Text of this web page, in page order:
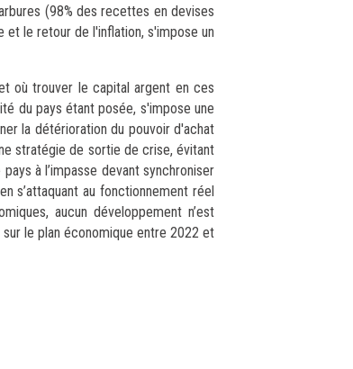
(98% des recettes en devises
et le retour de l'inflation, s'impose un
où trouver le capital argent en ces
du pays étant posée, s'impose une
la détérioration du pouvoir d'achat
stratégie de sortie de crise, évitant
à l’impasse devant synchroniser
s’attaquant au fonctionnement réel
aucun développement n’est
le plan économique entre 2022 et